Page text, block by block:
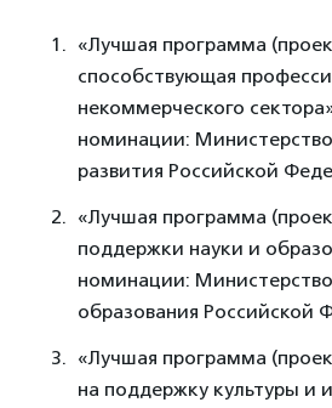
«Лучшая программа
способствующая
некоммерческого
номинации:
развития Российской
«Лучшая программа
поддержки науки и
номинации:
образования Российской
«Лучшая программа
на поддержку культуры и